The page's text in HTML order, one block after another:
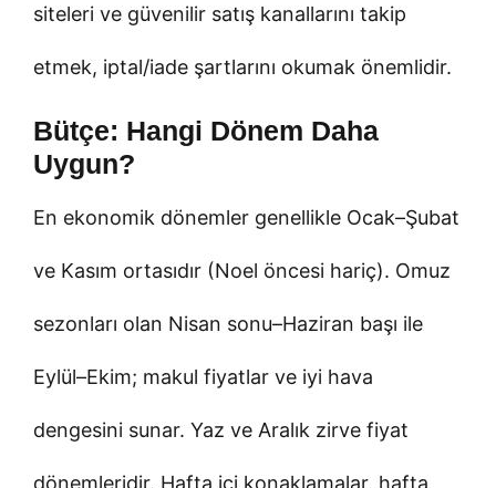
siteleri ve güvenilir satış kanallarını takip
etmek, iptal/iade şartlarını okumak önemlidir.
Bütçe: Hangi Dönem Daha
Uygun?
En ekonomik dönemler genellikle Ocak–Şubat
ve Kasım ortasıdır (Noel öncesi hariç). Omuz
sezonları olan Nisan sonu–Haziran başı ile
Eylül–Ekim; makul fiyatlar ve iyi hava
dengesini sunar. Yaz ve Aralık zirve fiyat
dönemleridir. Hafta içi konaklamalar, hafta